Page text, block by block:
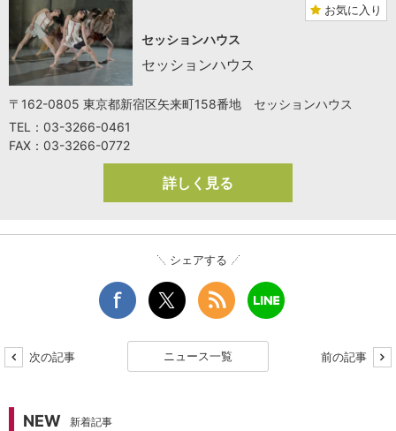
お気に入り
セッションハウス
セッションハウス
〒162-0805 東京都新宿区矢来町158番地 セッションハウス
TEL：03-3266-0461
FAX：03-3266-0772
詳しく見る
シェアする
次の記事 ニュース一覧 前の記事
NEW 新着記事